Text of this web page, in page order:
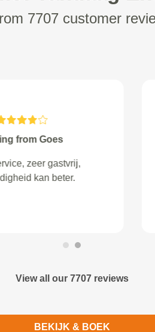
7707 customer
Minnaard from Zierikzee
Snelle reactie en duidelijke
afspraak is mijn ervaring
View all our 7707 reviews
BEKIJK & BOEK